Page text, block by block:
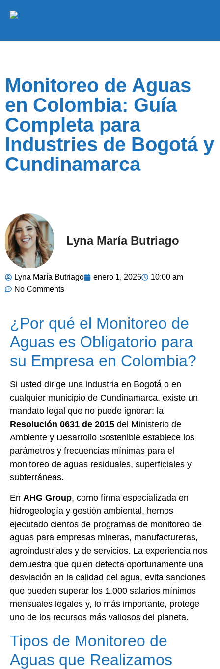
Monitoreo de Aguas
en Colombia: Guía
Completa para
Industries de Bogotá y
Cundinamarca
Lyna María Butriago
Lyna María Butriago enero 1, 2026
10:00 am
No Comments
¿Por qué el Monitoreo de
Aguas es Obligatorio para
su Empresa en Colombia?
Si usted dirige una industria en Bogotá o en
cualquier municipio de Cundinamarca, existe un
mandato legal que no puede ignorar: la
Resolución 0631 de 2015 del Ministerio de
Ambiente y Desarrollo Sostenible establece los
parámetros y frecuencias mínimas para el
monitoreo de aguas residuales, superficiales y
subterráneas.
En AHG Group, como firma especializada en
hidrogeología y gestión ambiental, hemos
ejecutado cientos de programas de monitoreo de
aguas para empresas mineras, manufactureras,
agroindustriales y de servicios. La experiencia nos
demuestra que quien detecta oportunamente una
desviación en la calidad del agua, evita sanciones
que pueden superar los 1.000 salarios mínimos
mensuales legales y, lo más importante, protege
uno de los recursos más valiosos del planeta.
Tipos de Monitoreo de
Aguas que Realizamos